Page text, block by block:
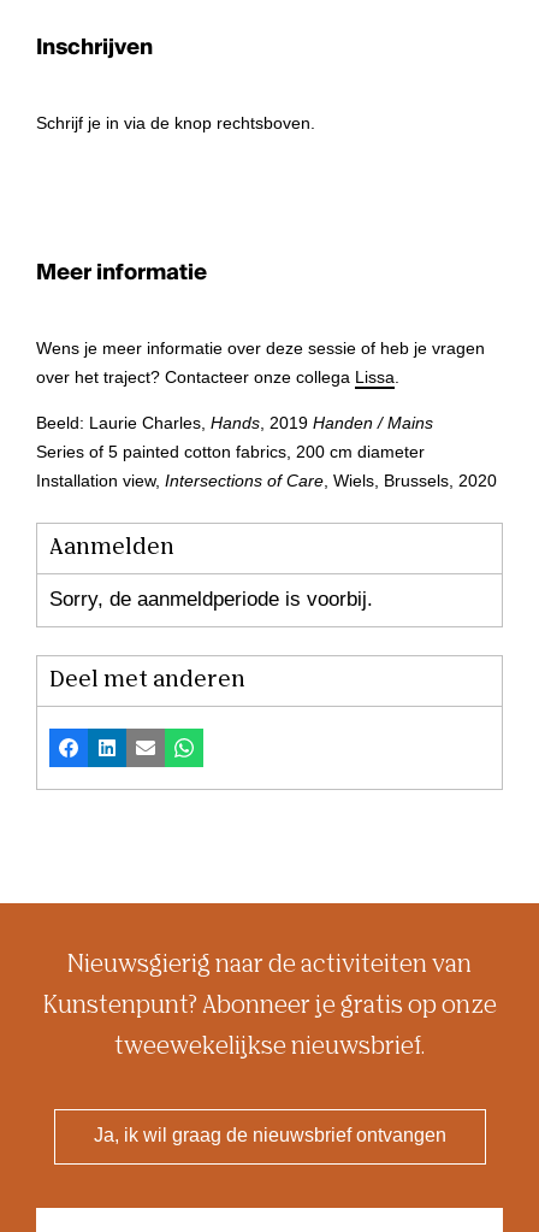
Inschrijven
Schrijf je in via de knop rechtsboven.
Meer informatie
Wens je meer informatie over deze sessie of heb je vragen
over het traject? Contacteer onze collega Lissa.
Beeld: Laurie Charles, Hands, 2019 Handen / Mains
Series of 5 painted cotton fabrics, 200 cm diameter
Installation view, Intersections of Care, Wiels, Brussels, 2020
Aanmelden
Sorry, de aanmeldperiode is voorbij.
Deel met anderen
Facebook
LinkedInE-mailWhatsapp
Nieuwsgierig naar de activiteiten van
Kunstenpunt? Abonneer je gratis op onze
tweewekelijkse nieuwsbrief.
Ja, ik wil graag de nieuwsbrief ontvangen